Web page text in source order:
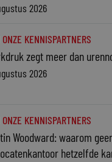
2026
KENNISPARTNERS
zegt meer dan
2026
KENNISPARTNERS
Woodward: waarom
hetzelfde